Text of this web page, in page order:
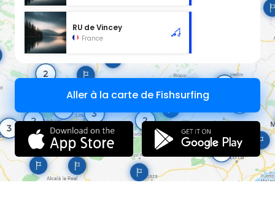
RU de Vincey
France
Aller à la carte de Fishsurfing